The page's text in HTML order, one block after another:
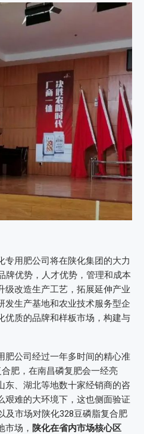
专用肥公司将在陕化集团的大力
牌优势，人才优势，管理和成本
级改造生产工艺，拓展延伸产业
发生产基地和农业技术服务型企
优质的品牌和样板市场，构建与
肥公司经过一年多时间的精心准
肥，在南昌磷复肥会一经亮
东、湖北等地数十家经销商的咨
艰难的大环境下，这也侧面验证
及市场对陕化328豆磷脂复合肥
市场， 陕化在省内市场核心区